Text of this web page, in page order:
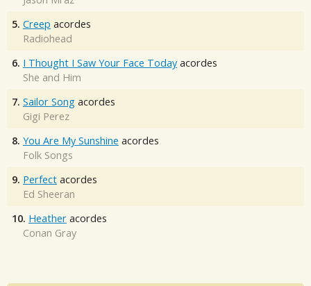
5. Creep acordes
Radiohead
6. I Thought I Saw Your Face Today acordes
She and Him
7. Sailor Song acordes
Gigi Perez
8. You Are My Sunshine acordes
Folk Songs
9. Perfect acordes
Ed Sheeran
10. Heather acordes
Conan Gray